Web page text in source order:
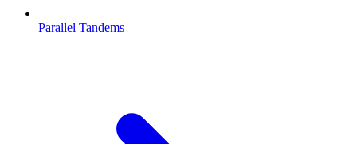
Parallel Tandems